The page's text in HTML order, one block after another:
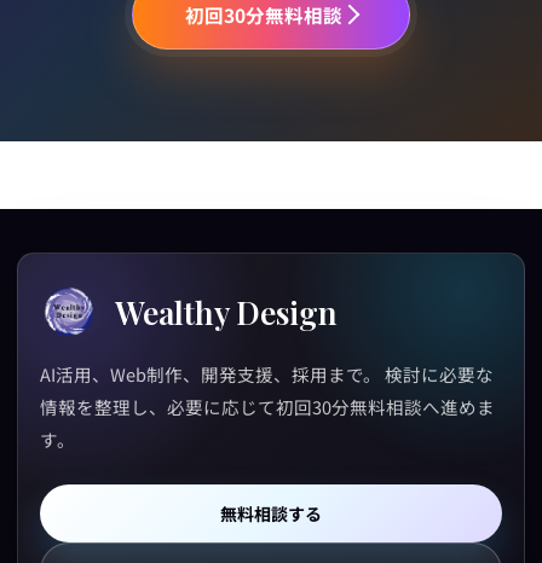
初回30分無料相談
Wealthy Design
AI活用、Web制作、開発支援、採用まで。 検討に必要な
情報を整理し、必要に応じて初回30分無料相談へ進めま
す。
無料相談する